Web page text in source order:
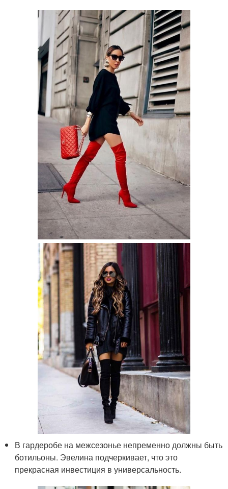
В гардеробе на межсезонье непременно должны быть
ботильоны. Эвелина подчеркивает, что это
прекрасная инвестиция в универсальность.